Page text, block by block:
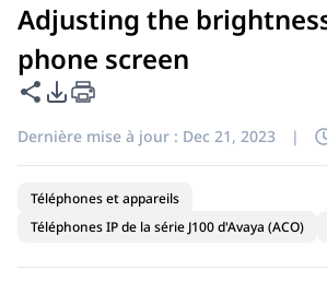
Adjusting the
phone screen
Partager cette page
Options d'exportation PDF
Dernière mise à jour : Dec 21, 2023 |
Téléphones et appareils
Téléphones IP de la série J100 d'Avaya (ACO)